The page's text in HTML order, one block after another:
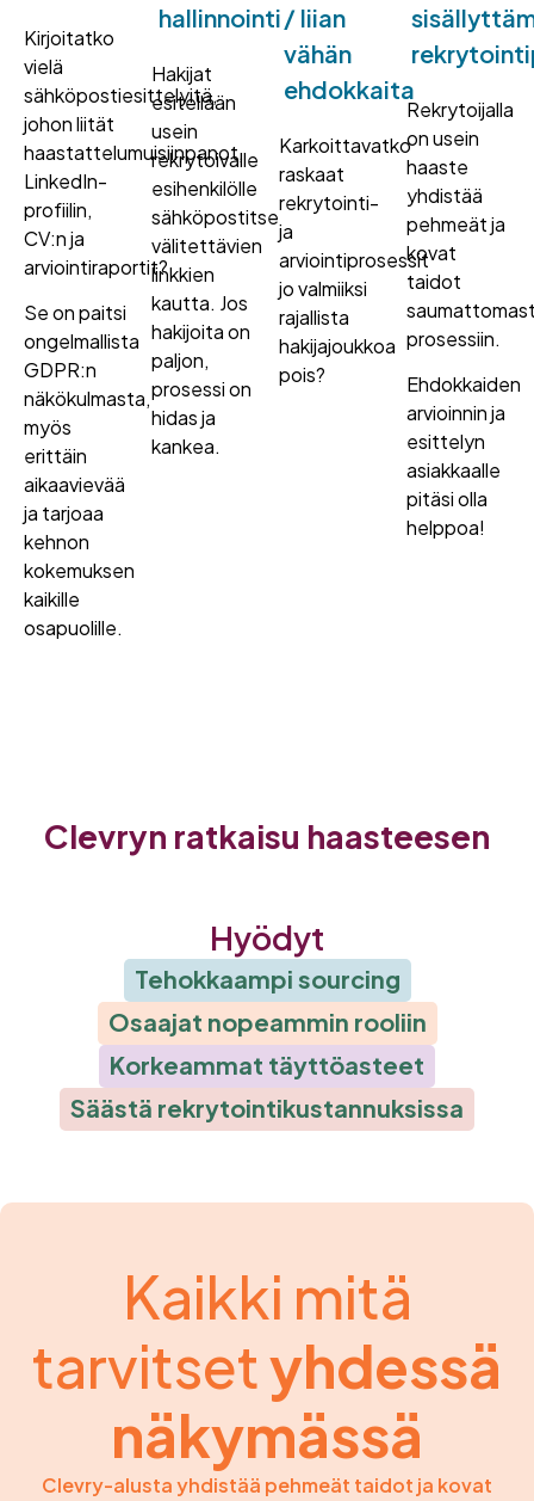
Kirjoitatko
vielä
sähköpostiesittelyitä,
johon liität
haastattelumuisiinpanot,
LinkedIn-
profiilin,
CV:n ja
arviointiraportit?
Se on paitsi
ongelmallista
GDPR:n
näkökulmasta,
myös
erittäin
aikaavievää
ja tarjoaa
kehnon
kokemuksen
kaikille
osapuolille.
hallinnointi
Hakijat
esitellään
usein
rekrytoivalle
esihenkilölle
sähköpostitse
välitettävien
linkkien
kautta. Jos
hakijoita on
paljon,
prosessi on
hidas ja
kankea.
/ liian
vähän
ehdokkaita
Karkoittavatko
raskaat
rekrytointi-
ja
arviointiprosessit
jo valmiiksi
rajallista
hakijajoukkoa
pois?
Rekrytoijalla
on usein
haaste
yhdistää
pehmeät ja
kovat
taidot
prosessiin.
Ehdokkaiden
arvioinnin ja
esittelyn
asiakkaalle
pitäsi olla
helppoa!
Clevryn ratkaisu haasteesen
Hyödyt
Tehokkaampi sourcing
Osaajat nopeammin rooliin
Korkeammat täyttöasteet
Säästä rekrytointikustannuksissa
Kaikki mitä
tarvitsetyhdessä
näkymässä
Clevry-alusta yhdistää pehmeät taidot ja kovat